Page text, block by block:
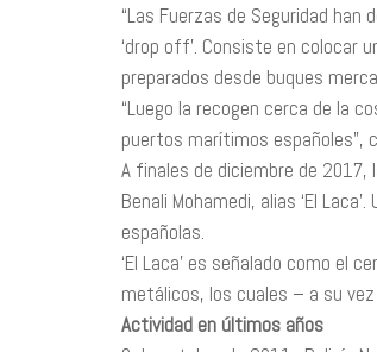
“Las Fuerzas de Seguridad
‘drop off’. Consiste en colocar
preparados desde buques
“Luego la recogen cerca de la
puertos marítimos españoles”,
A finales de diciembre de 2017,
Benali Mohamedi, alias ‘El
españolas.
‘El Laca’ es señalado como el
metálicos, los cuales – a su
Actividad en últimos años